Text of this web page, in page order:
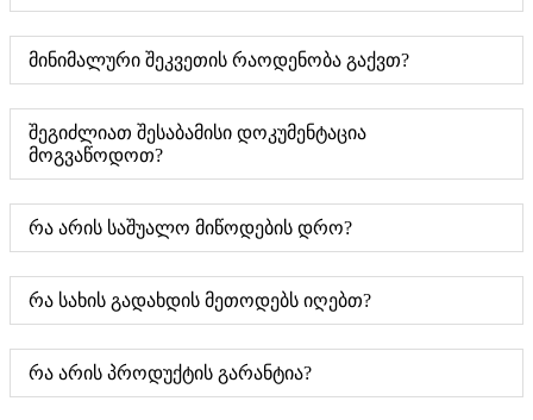
მინიმალური შეკვეთის რაოდენობა გაქვთ?
შეგიძლიათ შესაბამისი დოკუმენტაცია
მოგვაწოდოთ?
რა არის საშუალო მიწოდების დრო?
რა სახის გადახდის მეთოდებს იღებთ?
რა არის პროდუქტის გარანტია?